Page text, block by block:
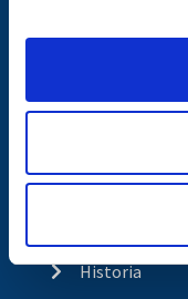
Kontakt
Om Valeryd
Historia